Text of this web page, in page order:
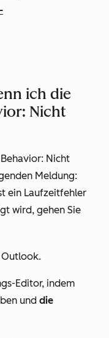
ich die
Nicht
Nicht
Meldung:
ein Laufzeitfehler
wird, gehen Sie
Outlook.
Editor, indem
und die